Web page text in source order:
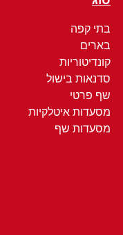
בתי קפה
בארים
קונדיטוריות
סדנאות בישול
שף פרטי
מסעדות איטלקיות
מסעדות שף